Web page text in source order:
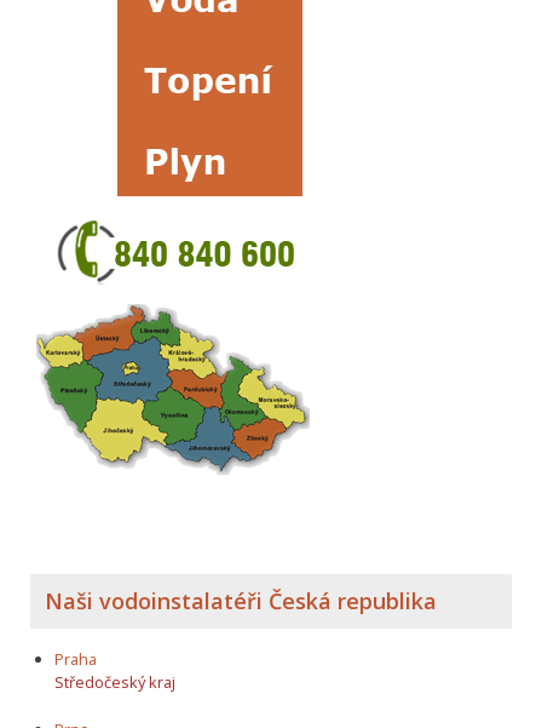
Naši vodoinstalatéři Česká republika
Praha
Středočeský kraj